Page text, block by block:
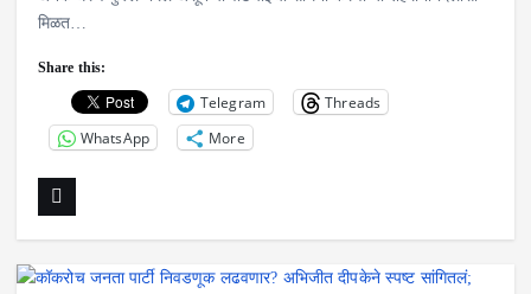
मिळत…
Share this:
Telegram
Threads
WhatsApp
More